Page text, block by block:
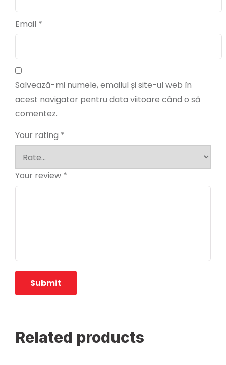
Email *
Salvează-mi numele, emailul și site-ul web în
acest navigator pentru data viitoare când o să
comentez.
Your rating *
Your review *
Related products